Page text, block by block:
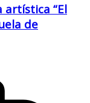
artística “El
de